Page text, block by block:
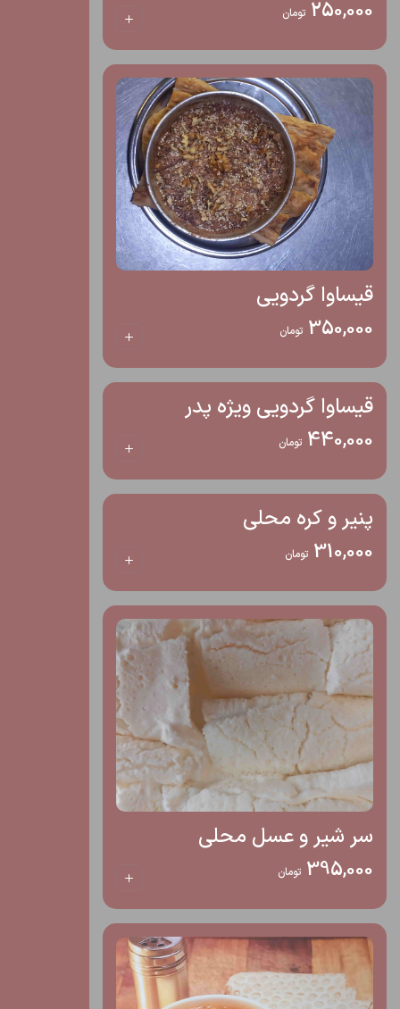
250,000 تومان
قیساوا گردویی
350,000 تومان
قیساوا گردویی ویژه پدر
440,000 تومان
پنیر و کره محلی
310,000 تومان
سر شیر و عسل محلی
395,000 تومان